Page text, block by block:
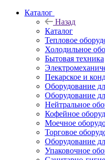
Каталог
Назад
Каталог
Тепловое
Холодильное
Бытовая техника
Пекарское и
Оборудование
Оборудование
Нейтральное
Кофейное
Моечное
Торговое
Оборудование
Упаковочное